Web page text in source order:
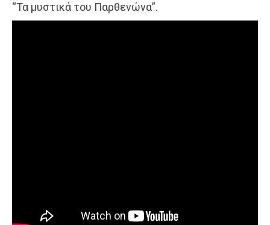
“Τα μυστικά του Παρθενώνα”.